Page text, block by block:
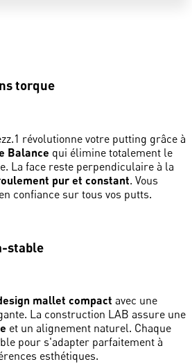
torque
révolutionne votre putting grâce à
Balance qui élimine totalement le
La face reste perpendiculaire à la
pur et constant. Vous
confiance sur tous vos putts.
stable
mallet compact avec une
La construction LAB assure une
et un alignement naturel. Chaque
pour s'adapter parfaitement à
esthétiques.